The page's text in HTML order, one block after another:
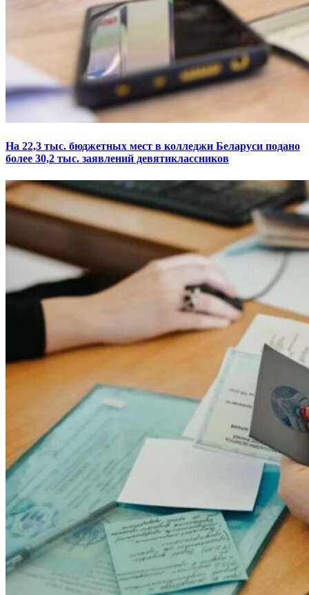
На 22,3 тыс. бюджетных мест в колледжи Беларуси подано
более 30,2 тыс. заявлений девятиклассников